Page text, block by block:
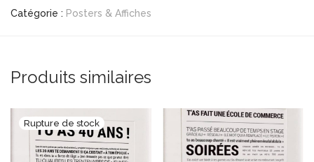
Catégorie : Posters & Affiches
Produits similaires